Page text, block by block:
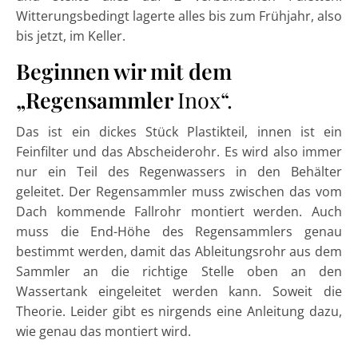
Witterungsbedingt lagerte alles bis zum Frühjahr, also
bis jetzt, im Keller.
Beginnen wir mit dem
„RegensammlerInox“.
Das ist ein dickes Stück Plastikteil, innen ist ein
Feinfilter und das Abscheiderohr. Es wird also immer
nur ein Teil des Regenwassers in den Behälter
geleitet. Der Regensammler muss zwischen das vom
Dach kommende Fallrohr montiert werden. Auch
muss die End-Höhe des Regensammlers genau
bestimmt werden, damit das Ableitungsrohr aus dem
Sammler an die richtige Stelle oben an den
Wassertank eingeleitet werden kann. Soweit die
Theorie. Leider gibt es nirgends eine Anleitung dazu,
wie genau das montiert wird.